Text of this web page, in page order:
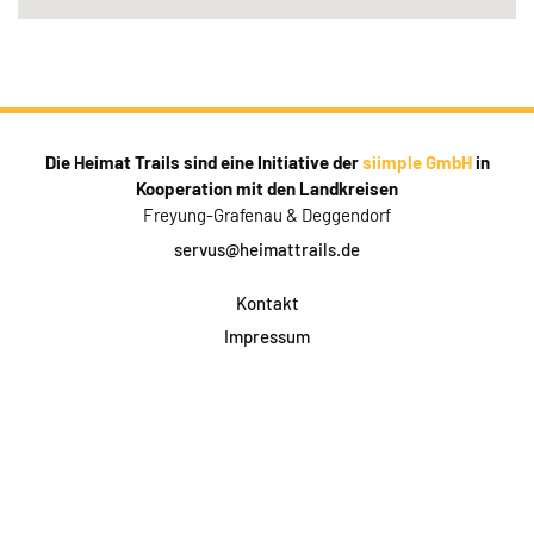
Die Heimat Trails sind eine Initiative dersiimple GmbHin
Kooperation mit den Landkreisen
Freyung-Grafenau & Deggendorf
servus@heimattrails.de
Kontakt
Impressum